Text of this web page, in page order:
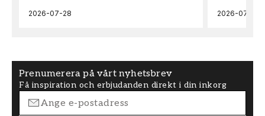
2026-07-28 2026-07-22
Prenumerera på vårt nyhetsbrev
Få inspiration och erbjudanden direkt i din inkorg